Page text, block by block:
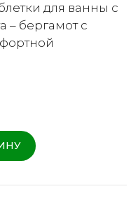
для ванны с
– бергамот с